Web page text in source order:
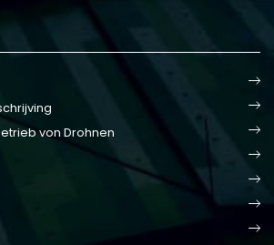
von Drohnen